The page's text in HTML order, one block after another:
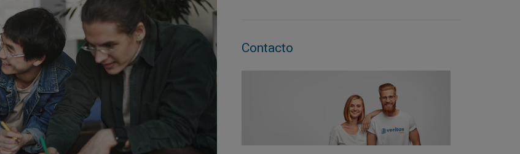
Contacto